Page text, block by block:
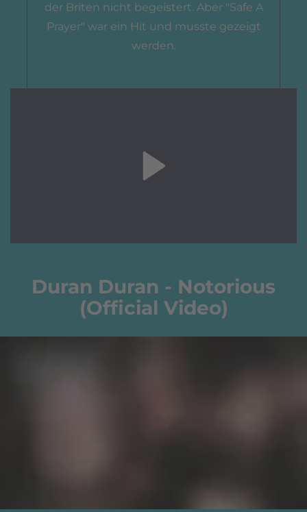
der Briten nicht begeistert. Aber "Safe A
Prayer" war ein Hit und musste gezeigt
werden.
Duran Duran - Notorious
(Official Video)